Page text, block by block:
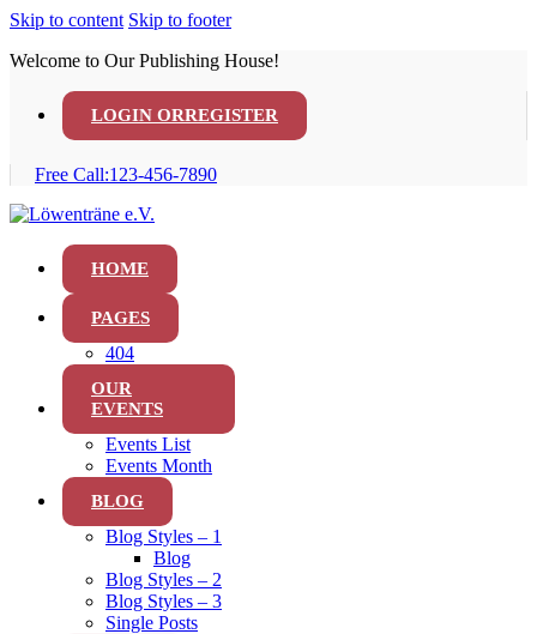
Skip to content Skip to footer
Welcome to Our Publishing House!
LOGIN ORREGISTER
Free Call:123-456-7890
HOME
PAGES
404
OUR
EVENTS
Events List
Events Month
BLOG
Blog Styles – 1
Blog
Blog Styles – 2
Blog Styles – 3
Single Posts